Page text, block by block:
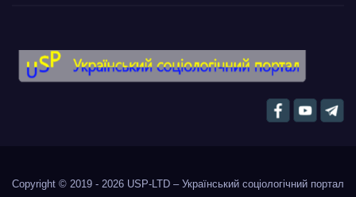
Copyright © 2019 - 2026 USP-LTD – Український соціологічний портал